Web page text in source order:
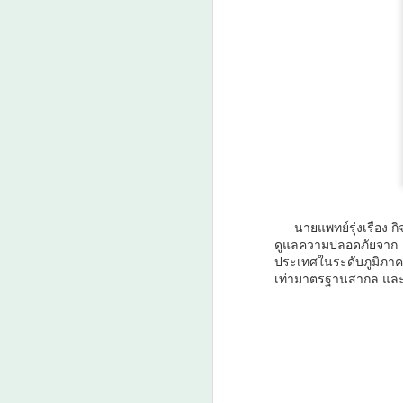
นายแพทย์รุ่งเรือง กิ
ดูแลความปลอดภัยจา
ประเทศในระดับภูมิภา
เท่ามาตรฐานสากล แก